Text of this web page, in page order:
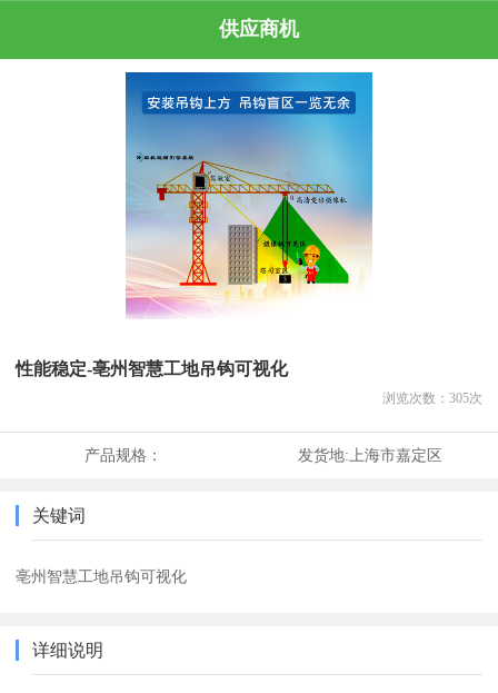
供应商机
性能稳定-亳州智慧工地吊钩可视化
浏览次数： 305次
产品规格： 发货地:上海市嘉定区
关键词
亳州智慧工地吊钩可视化
详细说明